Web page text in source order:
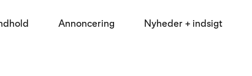
Annoncering Nyheder + indsigt